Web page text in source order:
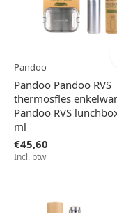
Pandoo
Pandoo Pandoo RVS
thermosfles
Pandoo RVS
ml
€45,60
Incl. btw